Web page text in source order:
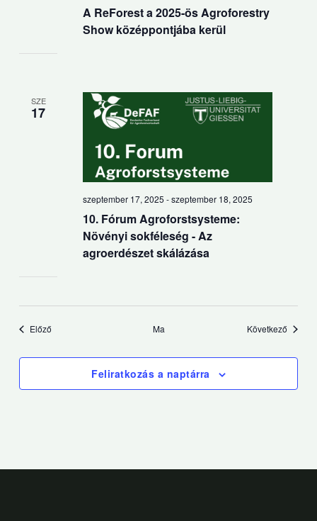
A ReForest a 2025-ös Agroforestry
Show középpontjába kerül
SZE
17
10. Fórum Agroforstsysteme:
Növényi sokféleség - Az
agroerdészet skálázása
szeptember 17, 2025 -szeptember 18, 2025
Előző Ma Következő
Feliratkozás a naptárra